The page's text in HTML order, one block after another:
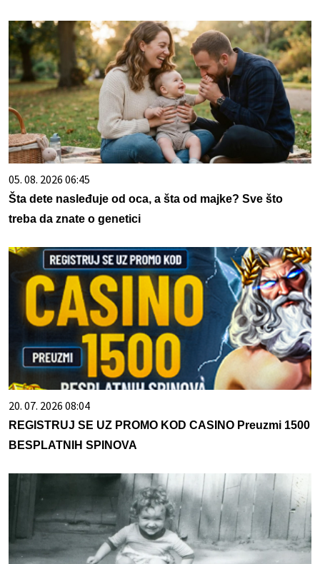
05. 08. 2026 06:45
Šta dete nasleđuje od oca, a šta od majke? Sve što
treba da znate o genetici
20. 07. 2026 08:04
REGISTRUJ SE UZ PROMO KOD CASINO Preuzmi 1500
BESPLATNIH SPINOVA